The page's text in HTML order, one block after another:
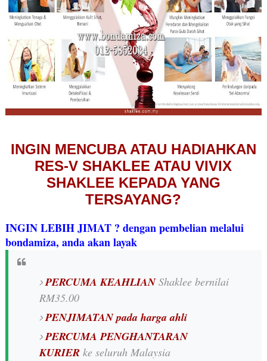
INGIN MENCUBA ATAU HADIAHKAN
RES-V SHAKLEE ATAU VIVIX
SHAKLEE KEPADA YANG
TERSAYANG?
INGIN LEBIH JIMAT ? dengan pembelian melalui
bondamiza, anda akan layak
PERCUMA KEAHLIANShaklee bernilai
RM35.00
PENJIMATAN pada harga ahli
PERCUMA PENGHANTARAN
KURIERke seluruh Malaysia